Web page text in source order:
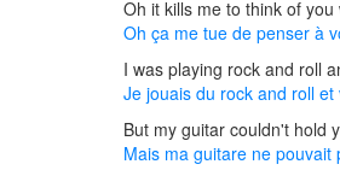
Oh it kills me to think of
Oh ça me tue de penser à
I was playing rock and roll
Je jouais du rock and roll
But my guitar couldn't hold
Mais ma guitare ne pouvait